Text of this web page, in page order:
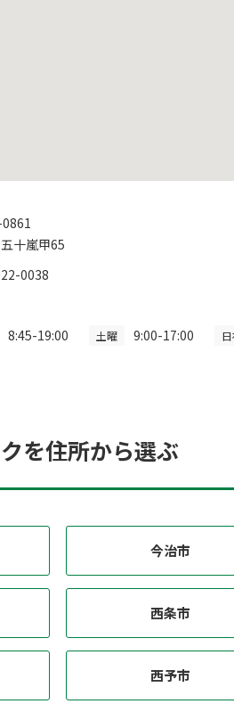
十嵐甲65
0038
8:45-19:00 土曜 9:00-17:00
を住所から選ぶ
今治市
西条市
西予市